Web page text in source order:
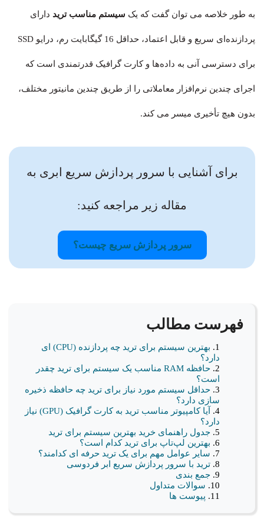
به طور خلاصه می توان گفت که یک سیستم مناسب ترید دارای
پردازنده‌ای سریع و قابل اعتماد، حداقل 16 گیگابایت رم، درایو SSD
برای دسترسی آنی به داده‌ها و کارت گرافیک قدرتمندی است که
اجرای چندین نرم‌افزار معاملاتی را از طریق چندین مانیتور مختلف،
بدون هیچ تأخیری میسر می کند.
برای آشنایی با سرور پردازش سریع ابری به
مقاله زیر مراجعه کنید:
سرور پردازش سریع چیست؟
فهرست مطالب
بهترین سیستم برای ترید چه پردازنده (CPU) ای
دارد؟
حافظه RAM مناسب یک سیستم برای ترید چقدر
است؟
حداقل سیستم مورد نیاز برای ترید چه حافظه ذخیره
سازی دارد؟
آیا کامپیوتر مناسب ترید به کارت گرافیک (GPU) نیاز
دارد؟
جدول راهنمای خرید بهترین سیستم برای ترید
بهترین لپ‌تاپ برای ترید کدام است؟
سایر عوامل مهم برای یک ترید حرفه ای کدامند؟
ترید با سرور پردازش سریع ابر فردوسی
جمع بندی
سوالات متداول
پیوست ها